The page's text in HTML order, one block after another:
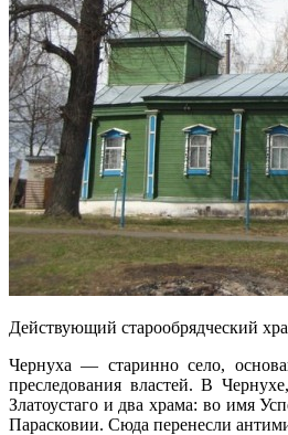
Действующий старообрядческий
Чернуха — старинно село,
преследования властей. В
Златоустаго и два храма: во имя
Парасковии. Сюда перенесли